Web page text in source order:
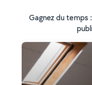
Gagnez du temps